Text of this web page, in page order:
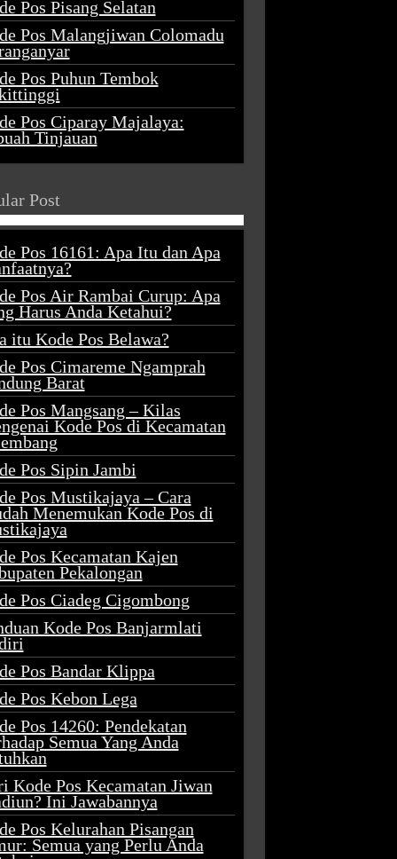
Pos Pisang Selatan
Pos Malangjiwan Colomadu
Pos Puhun Tembok
Pos Ciparay Majalaya:
Tinjauan
Post
Pos 16161: Apa Itu dan Apa
Pos Air Rambai Curup: Apa
Harus Anda Ketahui?
itu Kode Pos Belawa?
Pos Cimareme Ngamprah
Barat
Pos Mangsang – Kilas
Kode Pos di Kecamatan
Pos Sipin Jambi
Pos Mustikajaya – Cara
Menemukan Kode Pos di
Pos Kecamatan Kajen
Pekalongan
Pos Ciadeg Cigombong
Kode Pos Banjarmlati
Pos Bandar Klippa
Pos Kebon Lega
Pos 14260: Pendekatan
Semua Yang Anda
Kode Pos Kecamatan Jiwan
Ini Jawabannya
Pos Kelurahan Pisangan
Semua yang Perlu Anda